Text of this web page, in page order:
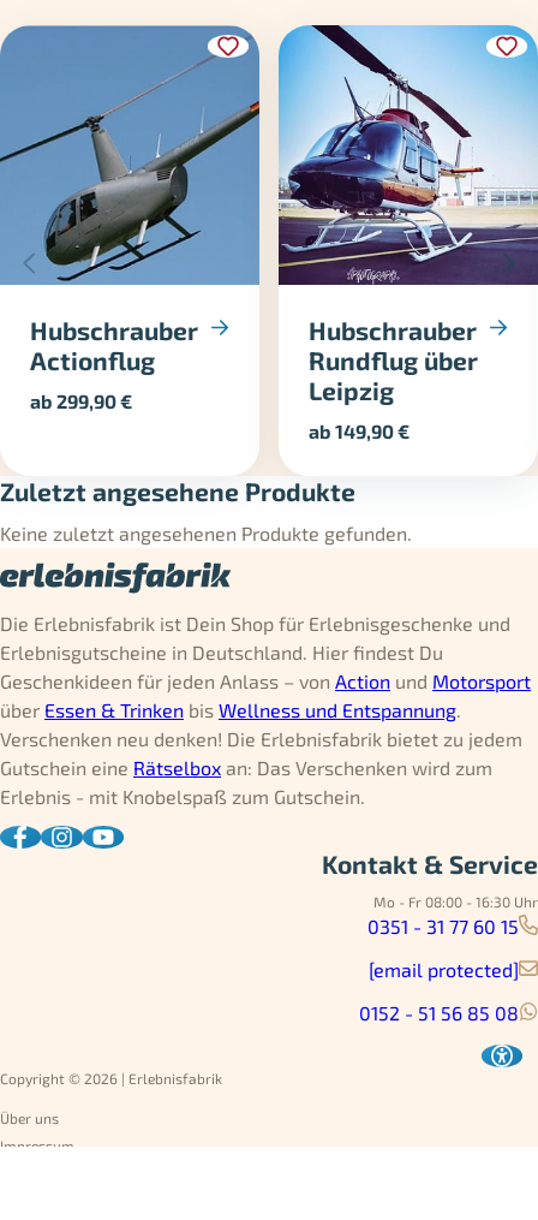
Hubschrauber
Actionflug
ab299,90€
Hubschrauber
Rundflug über
Leipzig
ab149,90€
Zuletzt angesehene Produkte
Keine zuletzt angesehenen Produkte gefunden.
Die Erlebnisfabrik ist Dein Shop für Erlebnisgeschenke und
Erlebnisgutscheine in Deutschland. Hier findest Du
Geschenkideen für jeden Anlass – von Action und Motorsport
über Essen & Trinken bis Wellness und Entspannung.
Verschenken neu denken! Die Erlebnisfabrik bietet zu jedem
Gutschein eine Rätselbox an: Das Verschenken wird zum
Erlebnis - mit Knobelspaß zum Gutschein.
Kontakt & Service
Mo - Fr 08:00 - 16:30 Uhr
0351 - 31 77 60 15
[email protected]
0152 - 51 56 85 08
Copyright © 2026 | Erlebnisfabrik
Über uns
Impressum